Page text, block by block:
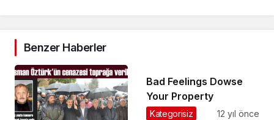
Benzer Haberler
Bad Feelings Dowse
Your Property
Kategorisiz 12 yıl önce